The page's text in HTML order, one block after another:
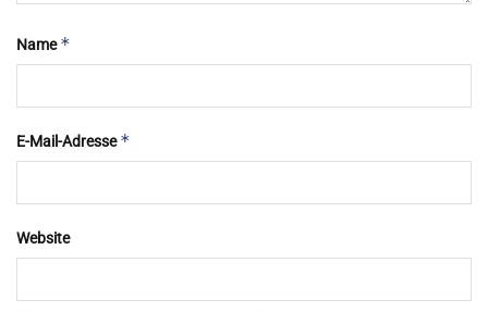
Name*
E-Mail-Adresse*
Website